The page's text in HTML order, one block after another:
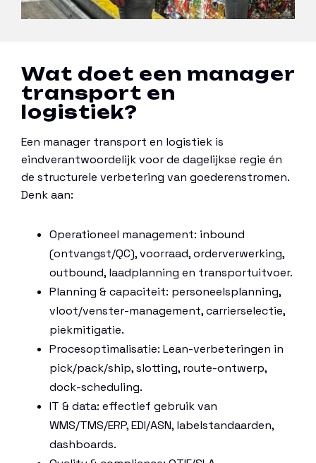
Wat doet een manager
transport en
logistiek?
Een manager transport en logistiek is
eindverantwoordelijk voor de dagelijkse regie én
de structurele verbetering van goederenstromen.
Denk aan:
Operationeel management: inbound
(ontvangst/QC), voorraad, orderverwerking,
outbound, laadplanning en transportuitvoer.
Planning & capaciteit: personeelsplanning,
vloot/venster-management, carrierselectie,
piekmitigatie.
Procesoptimalisatie: Lean-verbeteringen in
pick/pack/ship, slotting, route-ontwerp,
dock-scheduling.
IT & data: effectief gebruik van
WMS/TMS/ERP, EDI/ASN, labelstandaarden,
dashboards.